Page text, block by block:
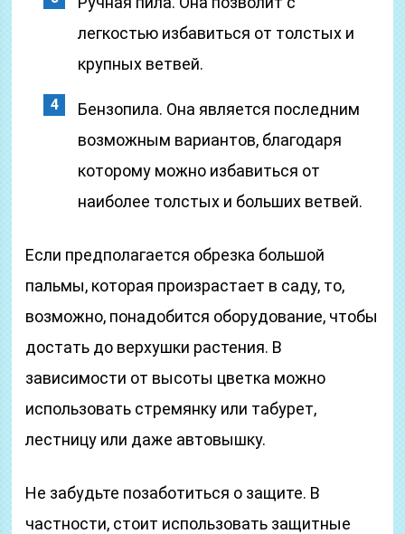
легкостью избавиться от толстых и
крупных ветвей.
Бензопила. Она является последним
возможным вариантов, благодаря
которому можно избавиться от
наиболее толстых и больших ветвей.
Если предполагается обрезка большой
пальмы, которая произрастает в саду, то,
возможно, понадобится оборудование, чтобы
достать до верхушки растения. В
зависимости от высоты цветка можно
использовать стремянку или табурет,
лестницу или даже автовышку.
Не забудьте позаботиться о защите. В
частности, стоит использовать защитные